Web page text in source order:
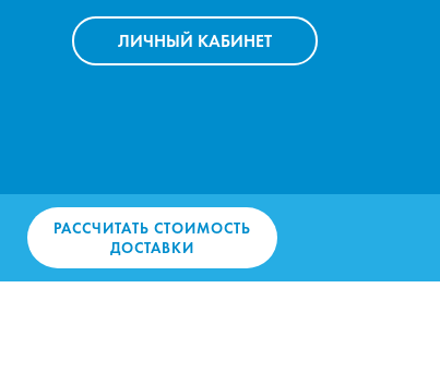
ЛИЧНЫЙ КАБИНЕТ
РАССЧИТАТЬ СТОИМОСТЬ
ДОСТАВКИ